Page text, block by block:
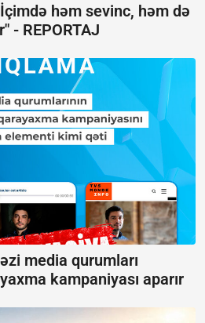
həm sevinc, həm də
- REPORTAJ
media qurumları
kampaniyası aparır